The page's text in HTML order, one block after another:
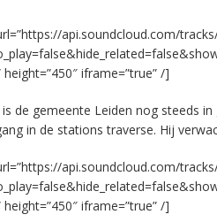
api.soundcloud.com/
height=”450″ iframe=”true” /]
de gemeente Leiden nog steeds
in de stations traverse. Hij
api.soundcloud.com/
height=”450″ iframe=”true” /]